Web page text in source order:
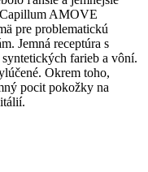
AMOVE
pre problematickú
Jemná receptúra s
farieb a vôní.
Okrem toho,
pocit pokožky na